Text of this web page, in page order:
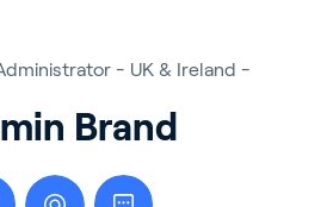
- UK & Ireland -
Brand